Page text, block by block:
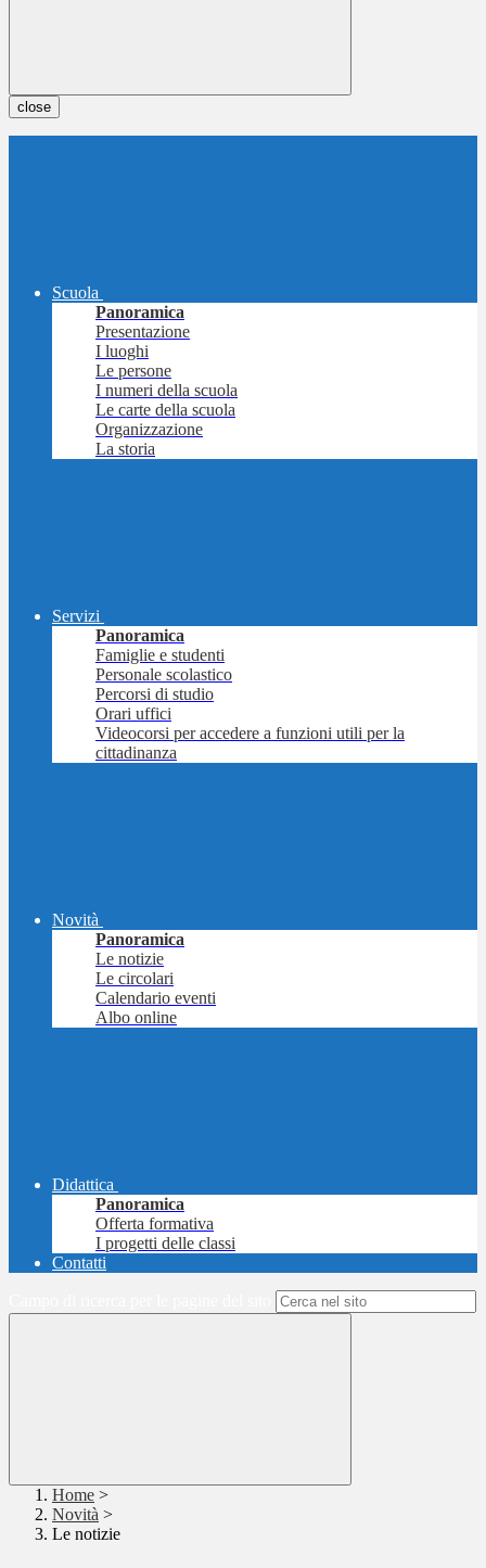
close
Scuola
Panoramica
Presentazione
I luoghi
Le persone
I numeri della scuola
Le carte della scuola
Organizzazione
La storia
Servizi
Panoramica
Famiglie e studenti
Personale scolastico
Percorsi di studio
Orari uffici
Videocorsi per accedere a funzioni utili per la
cittadinanza
Novità
Panoramica
Le notizie
Le circolari
Calendario eventi
Albo online
Didattica
Panoramica
Offerta formativa
I progetti delle classi
Contatti
Home >
Novità >
Le notizie